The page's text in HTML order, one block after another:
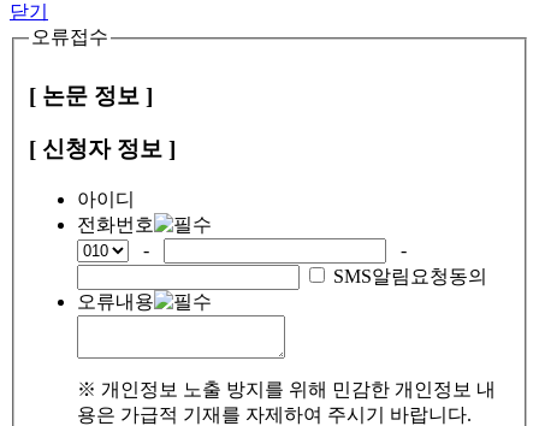
닫기
오류접수
[ 논문 정보 ]
[ 신청자 정보 ]
아이디
전화번호
-
-
SMS알림요청동의
오류내용
※ 개인정보 노출 방지를 위해 민감한 개인정보 내
용은 가급적 기재를 자제하여 주시기 바랍니다.